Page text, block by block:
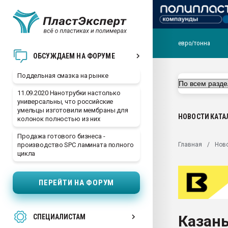
ОБСУЖДАЕМ НА ФОРУМЕ
Поддельная смазка на рынке
11.09.2020 Нанотрубки настолько
универсальны, что российские
умельцы изготовили мембраны для
колонок полностью из них
Продажа готового бизнеса -
производство SPC ламината полного
цикла
ПЕРЕЙТИ НА ФОРУМ
СПЕЦИАЛИСТАМ
ближайшее
Подмосковье, Москва
первый план в
28.07.2026
Всё, что касается
Материал поверхности
Продам отходы
евро/тонна
НОВОСТИ
Главная